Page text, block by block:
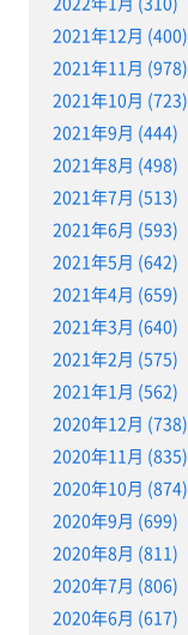
2021年12月 (400)
2021年11月 (978)
2021年10月 (723)
2021年9月 (444)
2021年8月 (498)
2021年7月 (513)
2021年6月 (593)
2021年5月 (642)
2021年4月 (659)
2021年3月 (640)
2021年2月 (575)
2021年1月 (562)
2020年12月 (738)
2020年11月 (835)
2020年10月 (874)
2020年9月 (699)
2020年8月 (811)
2020年7月 (806)
2020年6月 (617)